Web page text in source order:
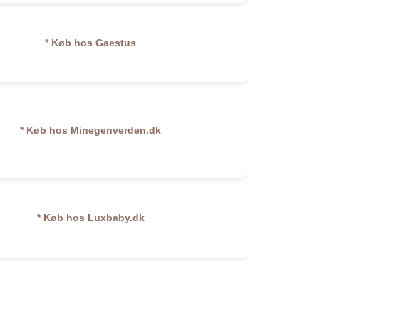
* Køb hos Gaestus
* Køb hos Minegenverden.dk
* Køb hos Luxbaby.dk